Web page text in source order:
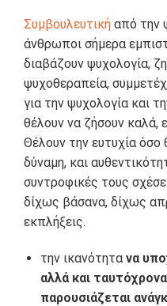
Συμβουλευτική από την
άνθρωποι σήμερα
διαβάζουν ψυχολογία,
ψυχοθεραπεία,
για την ψυχολογία και
θέλουν να ζήσουν καλά,
Θέλουν την ευτυχία όσο
δύναμη, και
συντροφικές τους
δίχως βάσανα, δίχως
εκπλήξεις.
την ικανότητα να
αλλά και
παρουσιάζεται